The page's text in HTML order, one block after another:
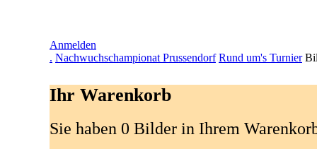
Anmelden
. Nachwuchschampionat Prussendorf Rund um's Turnier
Ihr Warenkorb
Sie haben 0 Bilder in Ihrem